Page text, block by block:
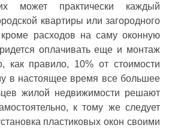
может практически каждый
квартиры или загородного
расходов на саму оконную
оплачивать еще и монтаж
как правило, 10% от стоимости
в настоящее время все большее
жилой недвижимости решают
к тому же следует
пластиковых окон своими